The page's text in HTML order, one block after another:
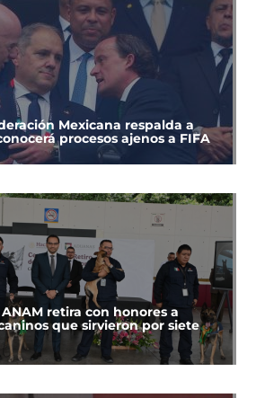
Mexicana respalda a
procesos ajenos a FIFA
retira con honores a
que sirvieron por siete